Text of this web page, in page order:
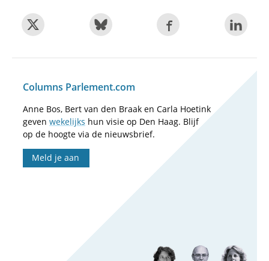
Columns Parlement.com
Anne Bos, Bert van den Braak en Carla Hoetink
geven wekelijks hun visie op Den Haag. Blijf
op de hoogte via de nieuwsbrief.
Meld je aan